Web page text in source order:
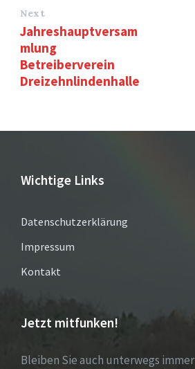
Next
Jahreshauptversam
mlung
Betreiberverein
Dreizehnlindenhalle
Wichtige Links
Datenschutzerklärung
Impressum
Kontakt
Jetzt mitfunken!
Bleiben Sie auch unterwegs immer